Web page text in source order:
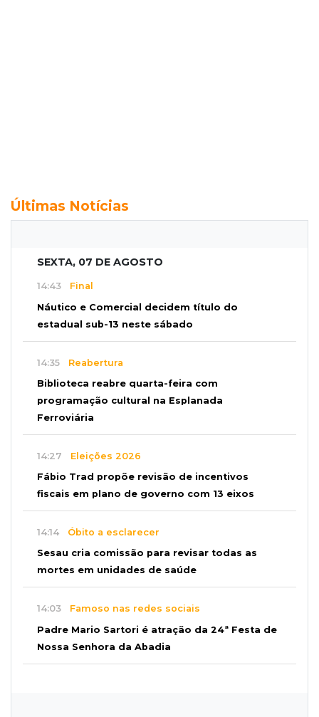
Últimas Notícias
SEXTA, 07 DE AGOSTO
14:43 Final
Náutico e Comercial decidem título do
estadual sub-13 neste sábado
14:35 Reabertura
Biblioteca reabre quarta-feira com
programação cultural na Esplanada
Ferroviária
14:27 Eleições 2026
Fábio Trad propõe revisão de incentivos
fiscais em plano de governo com 13 eixos
14:14 Óbito a esclarecer
Sesau cria comissão para revisar todas as
mortes em unidades de saúde
14:03 Famoso nas redes sociais
Padre Mario Sartori é atração da 24ª Festa de
Nossa Senhora da Abadia